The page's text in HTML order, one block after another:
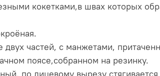
кокетками,в швах которых
двух частей, с манжетами,
поясе,собранном на резинку.